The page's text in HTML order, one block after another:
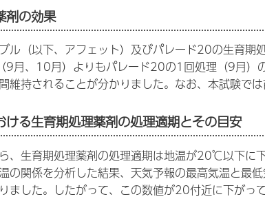
剤の効果
ル（以下、アフェット）及びパレード20の生育
9月、10月）よりもパレード20の1回処理（9月
維持されることが分かりました。なお、本試験で
る生育期処理薬剤の処理適期とその目安
、生育期処理薬剤の処理適期は地温が20℃以下
の関係を分析した結果、天気予報の最高気温と最
ました。したがって、この数値が20付近に下がっ